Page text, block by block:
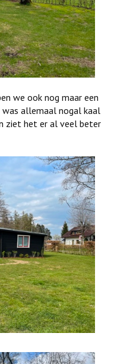
we ook nog maar een
allemaal nogal kaal
ziet het er al veel beter